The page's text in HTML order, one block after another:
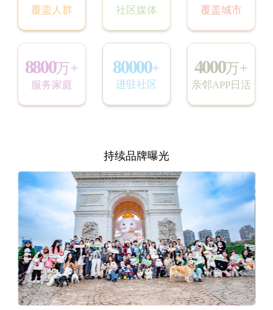
覆盖人群 社区媒体 覆盖城市
8800万+
服务家庭
80000+
进驻社区
4000万+
亲邻APP日活
持续品牌曝光